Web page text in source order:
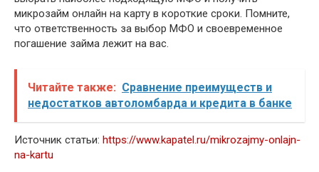
микрозайм онлайн на карту в короткие сроки. Помните,
что ответственность за выбор МФО и своевременное
погашение займа лежит на вас.
Читайте также: Сравнение преимуществ и
недостатков автоломбарда и кредита в банке
Источник статьи: https://www.kapatel.ru/mikrozajmy-onlajn-
na-kartu